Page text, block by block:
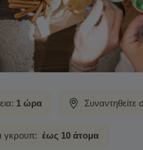
1 ώρα Συναντηθείτε
γκρουπ: έως 10 άτομα